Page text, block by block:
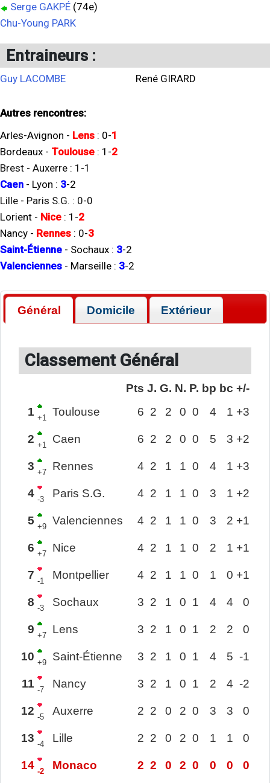
Serge GAKPÉ (74e)
Chu-Young PARK
Entraineurs :
Guy LACOMBE René GIRARD
Autres rencontres:
Arles-Avignon - Lens : 0-1
Bordeaux - Toulouse : 1 -2
Brest - Auxerre : 1 -1
Caen - Lyon : 3-2
Lille - Paris S.G. : 0-0
Lorient - Nice : 1 -2
Nancy - Rennes : 0-3
Saint-Étienne - Sochaux : 3-2
Valenciennes - Marseille : 3-2
Général Domicile Extérieur
Classement Général
Pts J. G. N. P. bp bc +/-
1 +1 Toulouse 6 2 2 0 0 4 1 +3
2 +1 Caen 6 2 2 0 0 5 3 +2
3 +7 Rennes 4 2 1 1 0 4 1 +3
4 -3 Paris S.G. 4 2 1 1 0 3 1 +2
5 +9 Valenciennes 4 2 1 1 0 3 2 +1
6 +7 Nice 4 2 1 1 0 2 1 +1
7 -1 Montpellier 4 2 1 1 0 1 0 +1
8 -3 Sochaux 3 2 1 0 1 4 4 0
9 +7 Lens 3 2 1 0 1 2 2 0
10 +9 Saint-Étienne 3 2 1 0 1 4 5 -1
11 -7 Nancy 3 2 1 0 1 2 4 -2
12 -5 Auxerre 2 2 0 2 0 3 3 0
13 -4 Lille 2 2 0 2 0 1 1 0
14 -2 Monaco 2 2 0 2 0 0 0 0